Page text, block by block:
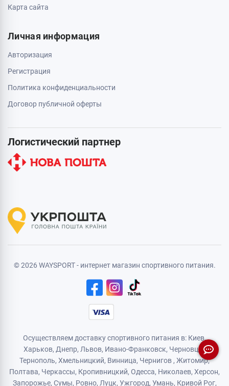
Карта сайта
Личная информация
Авторизация
Регистрация
Политика конфиденциальности
Договор публичной оферты
Логистический партнер
© 2026 WAYSPORT - интернет магазин спортивного питания.
Осуществляем доставку спортивного питания в: Киев,
Харьков, Днепр, Львов, Ивано-Франковск, Черновцы,
Тернополь, Хмельницкий, Винница, Чернигов , Житомир,
Полтава, Черкассы, Кропивницкий, Одесса, Николаев, Херсон,
Запорожье, Сумы, Ровно, Луцк, Ужгород, Умань, Кривой Рог,